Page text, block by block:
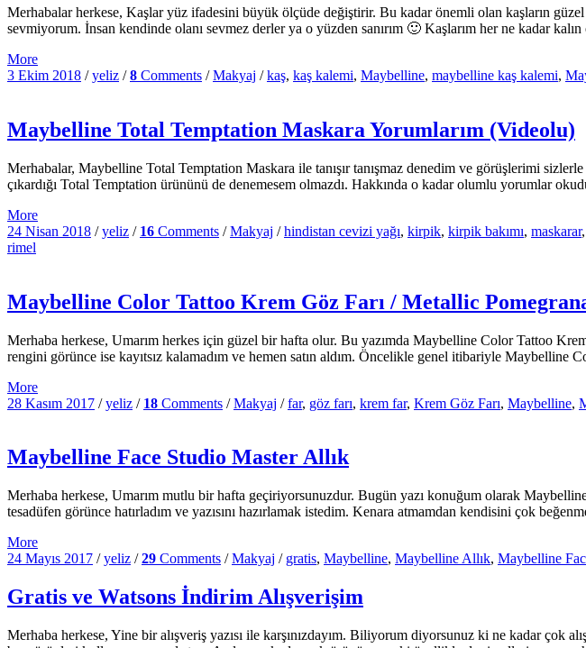
Merhabalar herkese, Kaşlar yüz ifadesini büyük ölçüde değiştirir. Bu kadar önemli olan kaşların
sevmiyorum. İnsan kendinde olanı sevmez derler ya o yüzden sanırım 🙂 Kaşlarım her ne kadar
More
3 Ekim 2018 / yeliz / 8 Comments / Makyaj / kaş, kaş kalemi, Maybelline, maybelline kaş kalemi,
Maybelline Total Temptation Maskara Yorumlarım (Videolu)
Merhabalar, Maybelline Total Temptation Maskara ile tanışır tanışmaz denedim ve görüşlerimi
çıkardığı Total Temptation ürününü de denemesem olmazdı. Hakkında o kadar olumlu yorumlar
More
24 Nisan 2018 / yeliz / 16 Comments / Makyaj / hindistan cevizi yağı, kirpik, kirpik bakımı, maskarar,
rimel
Maybelline Color Tattoo Krem Göz Farı / Metallic
Merhaba herkese, Umarım herkes için güzel bir hafta olur. Bu yazımda Maybelline Color Tattoo
rengini görünce ise kayıtsız kalamadım ve hemen satın aldım. Öncelikle genel itibariyle
More
28 Kasım 2017 / yeliz / 18 Comments / Makyaj / far, göz farı, krem far, Krem Göz Farı, Maybelline,
Maybelline Face Studio Master Allık
Merhaba herkese, Umarım mutlu bir hafta geçiriyorsunuzdur. Bugün yazı konuğum olarak
tesadüfen görünce hatırladım ve yazısını hazırlamak istedim. Kenara atmamdan kendisini çok
More
24 Mayıs 2017 / yeliz / 29 Comments / Makyaj / gratis, Maybelline, Maybelline Allık, Maybelline
Gratis ve Watsons İndirim Alışverişim
Merhaba herkese, Yine bir alışveriş yazısı ile karşınızdayım. Biliyorum diyorsunuz ki ne kadar çok